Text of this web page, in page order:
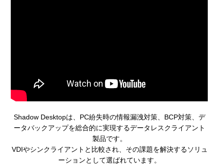
Shadow Desktopは、PC紛失時の情報漏洩対策、BCP対策、デ
ータバックアップを総合的に実現するデータレスクライアント
製品です。
VDIやシンクライアントと比較され、その課題を解決するソリュ
ーションとして選ばれています。